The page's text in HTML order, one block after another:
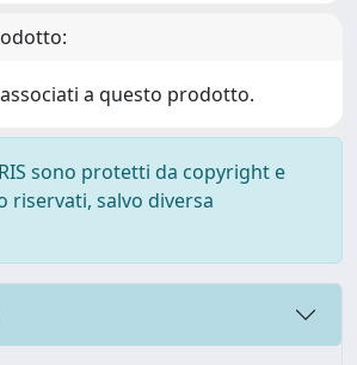
a questo prodotto.
sono protetti da copyright e
salvo diversa